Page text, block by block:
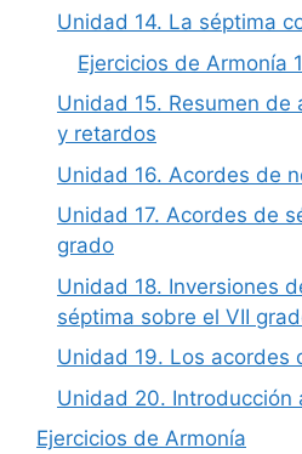
Unidad 14. La séptima
Ejercicios de Armonía
Unidad 15. Resumen
y retardos
Unidad 16. Acordes de
Unidad 17. Acordes de
grado
Unidad 18. Inversiones
séptima sobre el VII
Unidad 19. Los acordes
Unidad 20. Introducción
Ejercicios de Armonía